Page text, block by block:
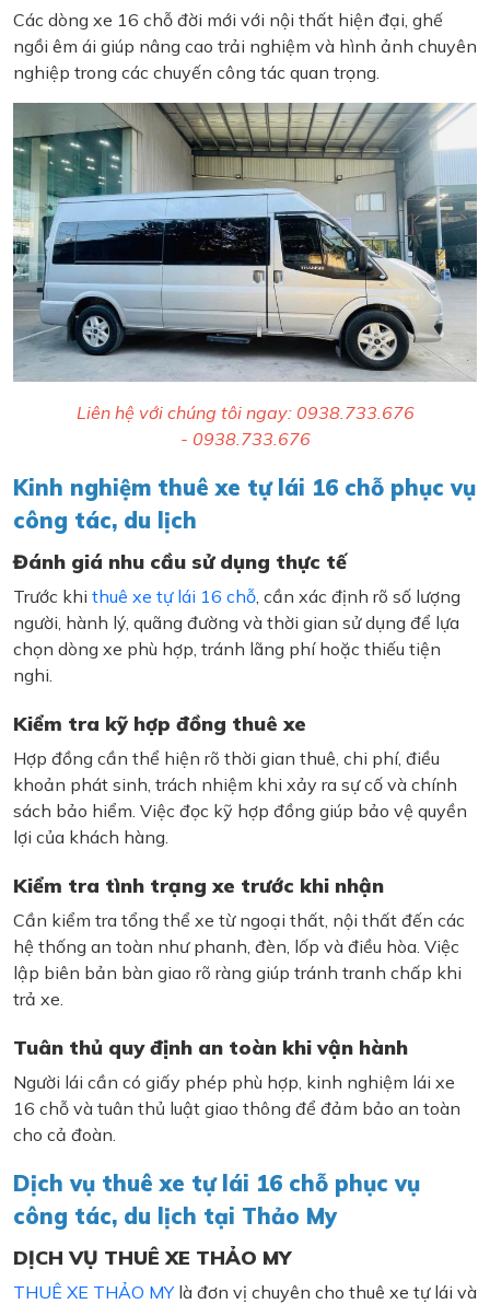
Các dòng xe 16 chỗ đời mới với nội thất hiện đại, ghế
ngồi êm ái giúp nâng cao trải nghiệm và hình ảnh chuyên
nghiệp trong các chuyến công tác quan trọng.
Liên hệ với chúng tôi ngay: 0938.733.676
- 0938.733.676
Kinh nghiệm thuê xe tự lái 16 chỗ phục vụ
công tác, du lịch
Đánh giá nhu cầu sử dụng thực tế
Trước khi thuê xe tự lái 16 chỗ , cần xác định rõ số lượng
người, hành lý, quãng đường và thời gian sử dụng để lựa
chọn dòng xe phù hợp, tránh lãng phí hoặc thiếu tiện
nghi.
Kiểm tra kỹ hợp đồng thuê xe
Hợp đồng cần thể hiện rõ thời gian thuê, chi phí, điều
khoản phát sinh, trách nhiệm khi xảy ra sự cố và chính
sách bảo hiểm. Việc đọc kỹ hợp đồng giúp bảo vệ quyền
lợi của khách hàng.
Kiểm tra tình trạng xe trước khi nhận
Cần kiểm tra tổng thể xe từ ngoại thất, nội thất đến các
hệ thống an toàn như phanh, đèn, lốp và điều hòa. Việc
lập biên bản bàn giao rõ ràng giúp tránh tranh chấp khi
trả xe.
Tuân thủ quy định an toàn khi vận hành
Người lái cần có giấy phép phù hợp, kinh nghiệm lái xe
16 chỗ và tuân thủ luật giao thông để đảm bảo an toàn
cho cả đoàn.
Dịch vụ thuê xe tự lái 16 chỗ phục vụ
công tác, du lịch tại Thảo My
DỊCH VỤ THUÊ XE THẢO MY
THUÊ XE THẢO MYlà đơn vị chuyên cho thuê xe tự lái và